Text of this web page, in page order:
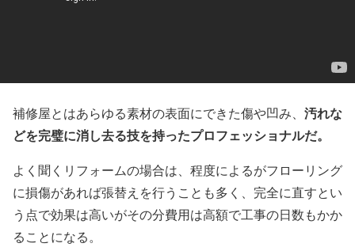
補修屋とはあらゆる素材の表面にできた傷や凹み、 汚れな
どを完璧に消し去る技を持ったプロフェッショナルだ。
よく聞くリフォームの場合は、程度によるがフローリング
に損傷があれば張替えを行うことも多く、完全に直すとい
う点で効果は高いがその分費用は高額で工事の日数もかか
ることになる。